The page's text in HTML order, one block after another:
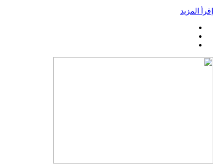
إقرأ المزيد